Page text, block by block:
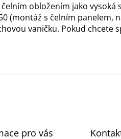
obložením jako vysoká
(montáž s čelním panelem,
vaničku. Pokud chcete
pro vás